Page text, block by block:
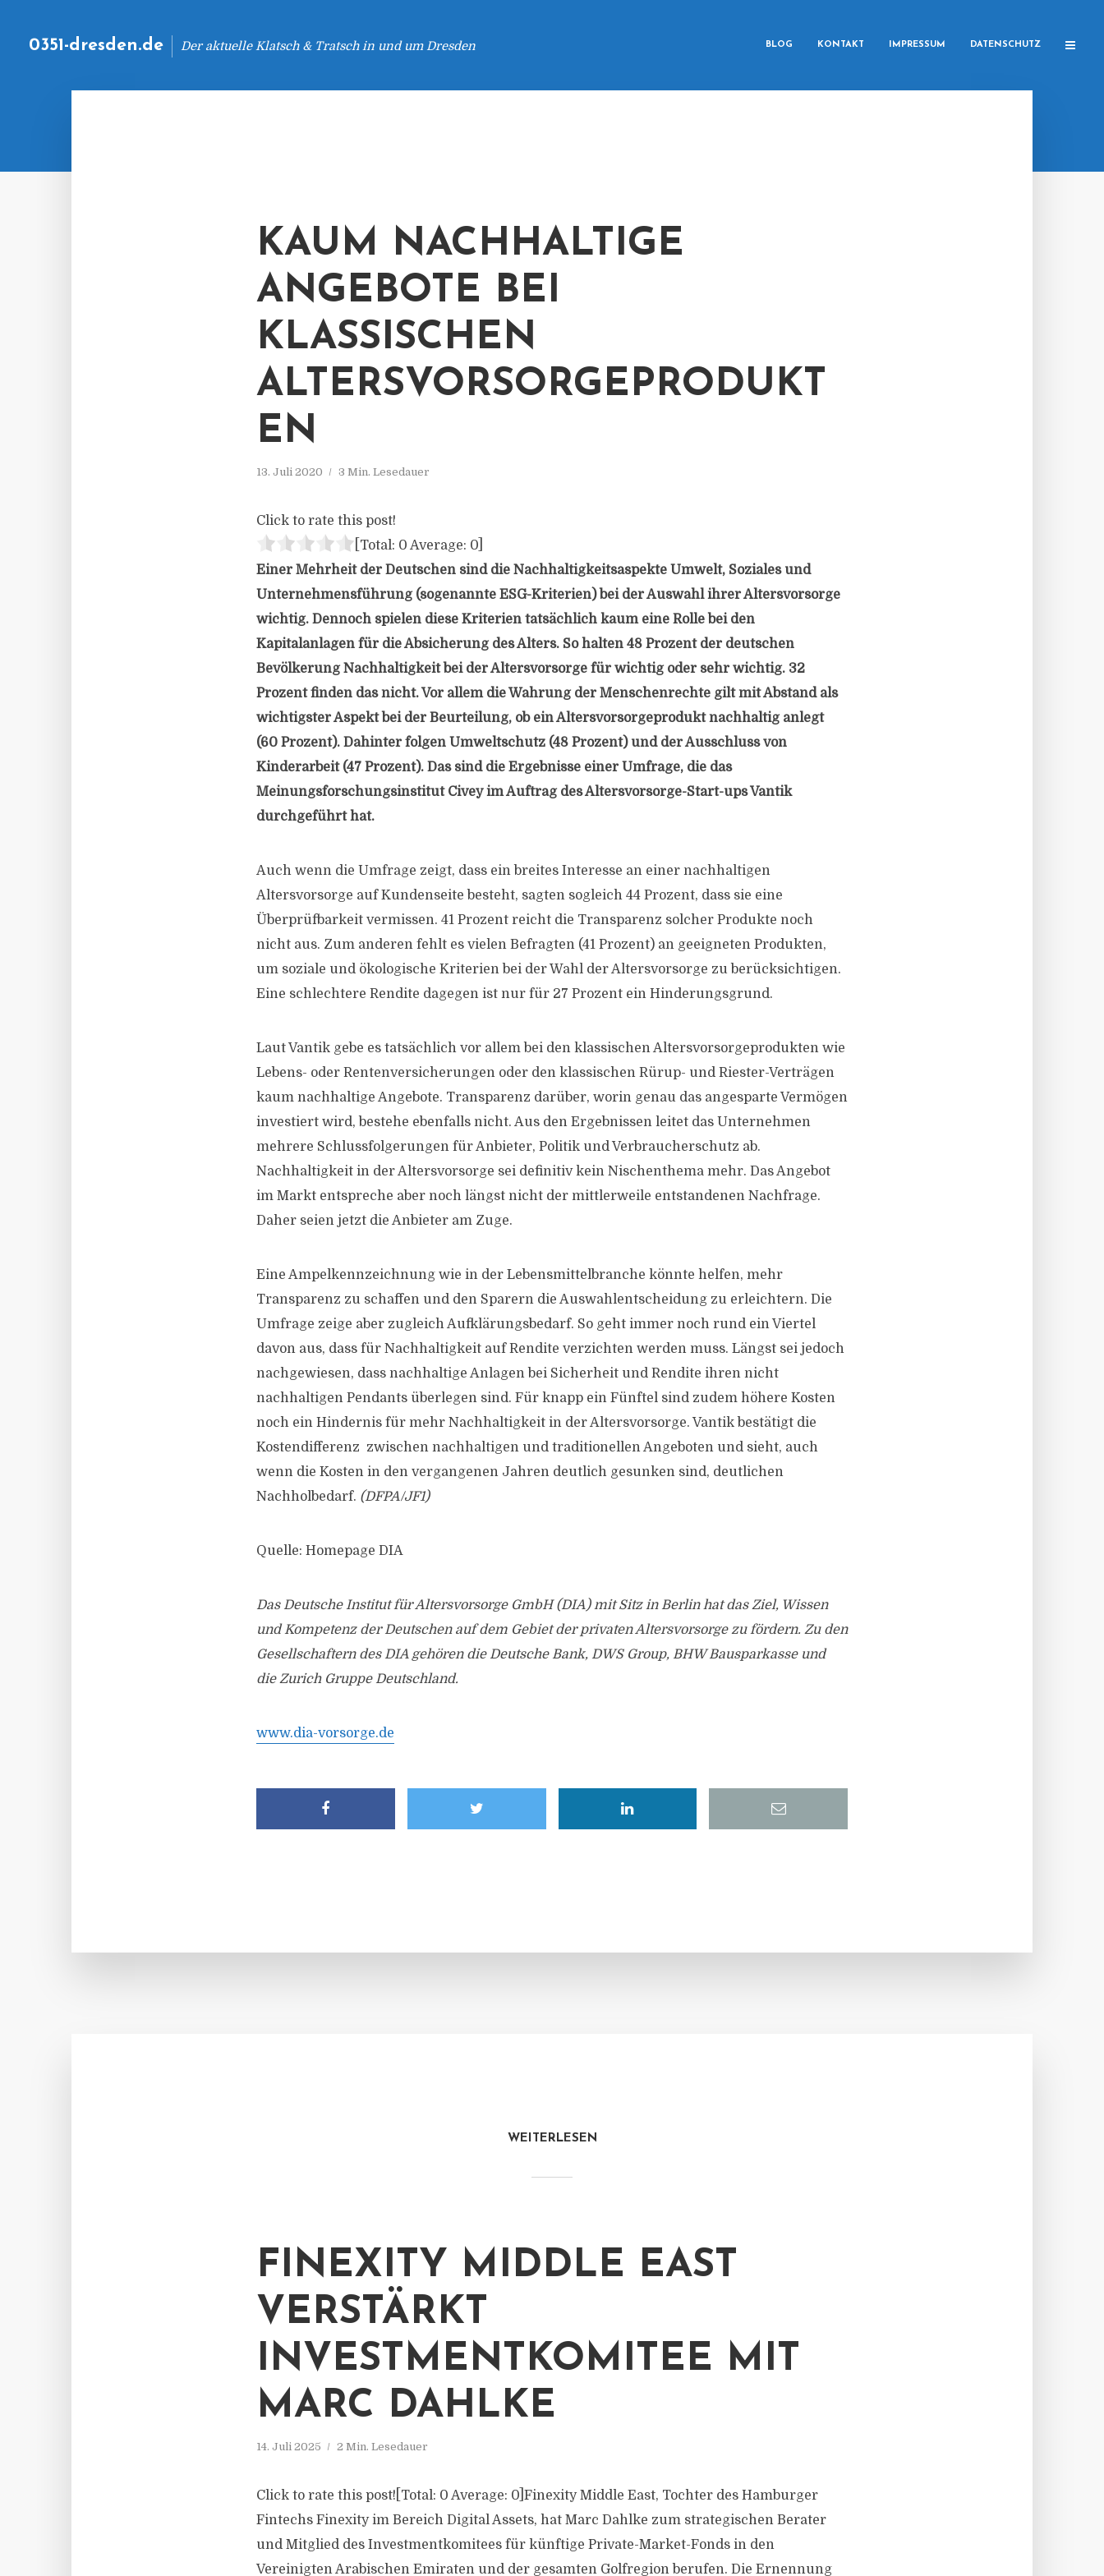
0351-dresden.de Der aktuelle Klatsch & Tratsch in und um Dresden BLOG KONTAKT IMPRESSUM DATENSCHUTZ
KAUM NACHHALTIGE
ANGEBOTE BEI
KLASSISCHEN
ALTERSVORSORGEPRODUKT
EN
13. Juli 2020 3 Min. Lesedauer
Click to rate this post!
[Total: 0 Average: 0
Einer Mehrheit der Deutschen sind die Nachhaltigkeitsaspekte Umwelt, Soziales und
Unternehmensführung (sogenannte ESG-Kriterien) bei der Auswahl ihrer Altersvorsorge
wichtig. Dennoch spielen diese Kriterien tatsächlich kaum eine Rolle bei den
Kapitalanlagen für die Absicherung des Alters. So halten 48 Prozent der deutschen
Bevölkerung Nachhaltigkeit bei der Altersvorsorge für wichtig oder sehr wichtig. 32
Prozent finden das nicht. Vor allem die Wahrung der Menschenrechte gilt mit Abstand als
wichtigster Aspekt bei der Beurteilung, ob ein Altersvorsorgeprodukt nachhaltig anlegt
(60 Prozent). Dahinter folgen Umweltschutz (48 Prozent) und der Ausschluss von
Kinderarbeit (47 Prozent). Das sind die Ergebnisse einer Umfrage, die das
Meinungsforschungsinstitut Civey im Auftrag des Altersvorsorge-Start-ups Vantik
durchgeführt hat.
Auch wenn die Umfrage zeigt, dass ein breites Interesse an einer nachhaltigen
Altersvorsorge auf Kundenseite besteht, sagten sogleich 44 Prozent, dass sie eine
Überprüfbarkeit vermissen. 41 Prozent reicht die Transparenz solcher Produkte noch
nicht aus. Zum anderen fehlt es vielen Befragten (41 Prozent) an geeigneten Produkten,
um soziale und ökologische Kriterien bei der Wahl der Altersvorsorge zu berücksichtigen.
Eine schlechtere Rendite dagegen ist nur für 27 Prozent ein Hinderungsgrund.
Laut Vantik gebe es tatsächlich vor allem bei den klassischen Altersvorsorgeprodukten wie
Lebens- oder Rentenversicherungen oder den klassischen Rürup- und Riester-Verträgen
kaum nachhaltige Angebote. Transparenz darüber, worin genau das angesparte Vermögen
investiert wird, bestehe ebenfalls nicht. Aus den Ergebnissen leitet das Unternehmen
mehrere Schlussfolgerungen für Anbieter, Politik und Verbraucherschutz ab.
Nachhaltigkeit in der Altersvorsorge sei definitiv kein Nischenthema mehr. Das Angebot
im Markt entspreche aber noch längst nicht der mittlerweile entstandenen Nachfrage.
Daher seien jetzt die Anbieter am Zuge.
Eine Ampelkennzeichnung wie in der Lebensmittelbranche könnte helfen, mehr
Transparenz zu schaffen und den Sparern die Auswahlentscheidung zu erleichtern. Die
Umfrage zeige aber zugleich Aufklärungsbedarf. So geht immer noch rund ein Viertel
davon aus, dass für Nachhaltigkeit auf Rendite verzichten werden muss. Längst sei jedoch
nachgewiesen, dass nachhaltige Anlagen bei Sicherheit und Rendite ihren nicht
nachhaltigen Pendants überlegen sind. Für knapp ein Fünftel sind zudem höhere Kosten
noch ein Hindernis für mehr Nachhaltigkeit in der Altersvorsorge. Vantik bestätigt die
Kostendifferenz zwischen nachhaltigen und traditionellen Angeboten und sieht, auch
wenn die Kosten in den vergangenen Jahren deutlich gesunken sind, deutlichen
Nachholbedarf. (DFPA/JF1)
Quelle: Homepage DIA
Das Deutsche Institut für Altersvorsorge GmbH (DIA) mit Sitz in Berlin hat das Ziel, Wissen
und Kompetenz der Deutschen auf dem Gebiet der privaten Altersvorsorge zu fördern. Zu den
Gesellschaftern des DIA gehören die Deutsche Bank, DWS Group, BHW Bausparkasse und
die Zurich Gruppe Deutschland.
www.dia-vorsorge.de
WEITERLESEN
FINEXITY MIDDLE EAST
VERSTÄRKT
INVESTMENTKOMITEE MIT
MARC DAHLKE
14. Juli 2025 2 Min. Lesedauer
Click to rate this post![Total: 0 Average: 0]Finexity Middle East, Tochter des Hamburger
Fintechs Finexity im Bereich Digital Assets, hat Marc Dahlke zum strategischen Berater
und Mitglied des Investmentkomitees für künftige Private-Market-Fonds in den
Vereinigten Arabischen Emiraten und der gesamten Golfregion berufen. Die Ernennung